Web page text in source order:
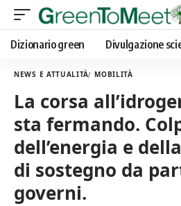
Dizionario green Divulgazione
NEWS E ATTUALITÀ MOBILITÀ
La corsa
sta fermando.
dell’energia e
di sostegno da
governi.